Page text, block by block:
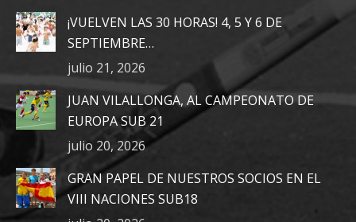
in
new
window
in
new
window
new
window
¡VUELVEN LAS 30 HORAS! 4, 5 Y 6 DE
SEPTIEMBRE…
julio 21, 2026
JUAN VILALLONGA, AL CAMPEONATO DE
EUROPA SUB 21
julio 20, 2026
GRAN PAPEL DE NUESTROS SOCIOS EN EL
VIII NACIONES SUB18